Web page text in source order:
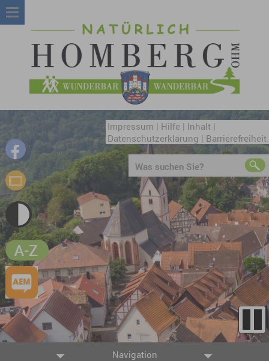
Impressum | Hilfe | Inhalt|
Datenschutzerklärung | Barrierefreiheit
Was suchen Sie?
Navigation